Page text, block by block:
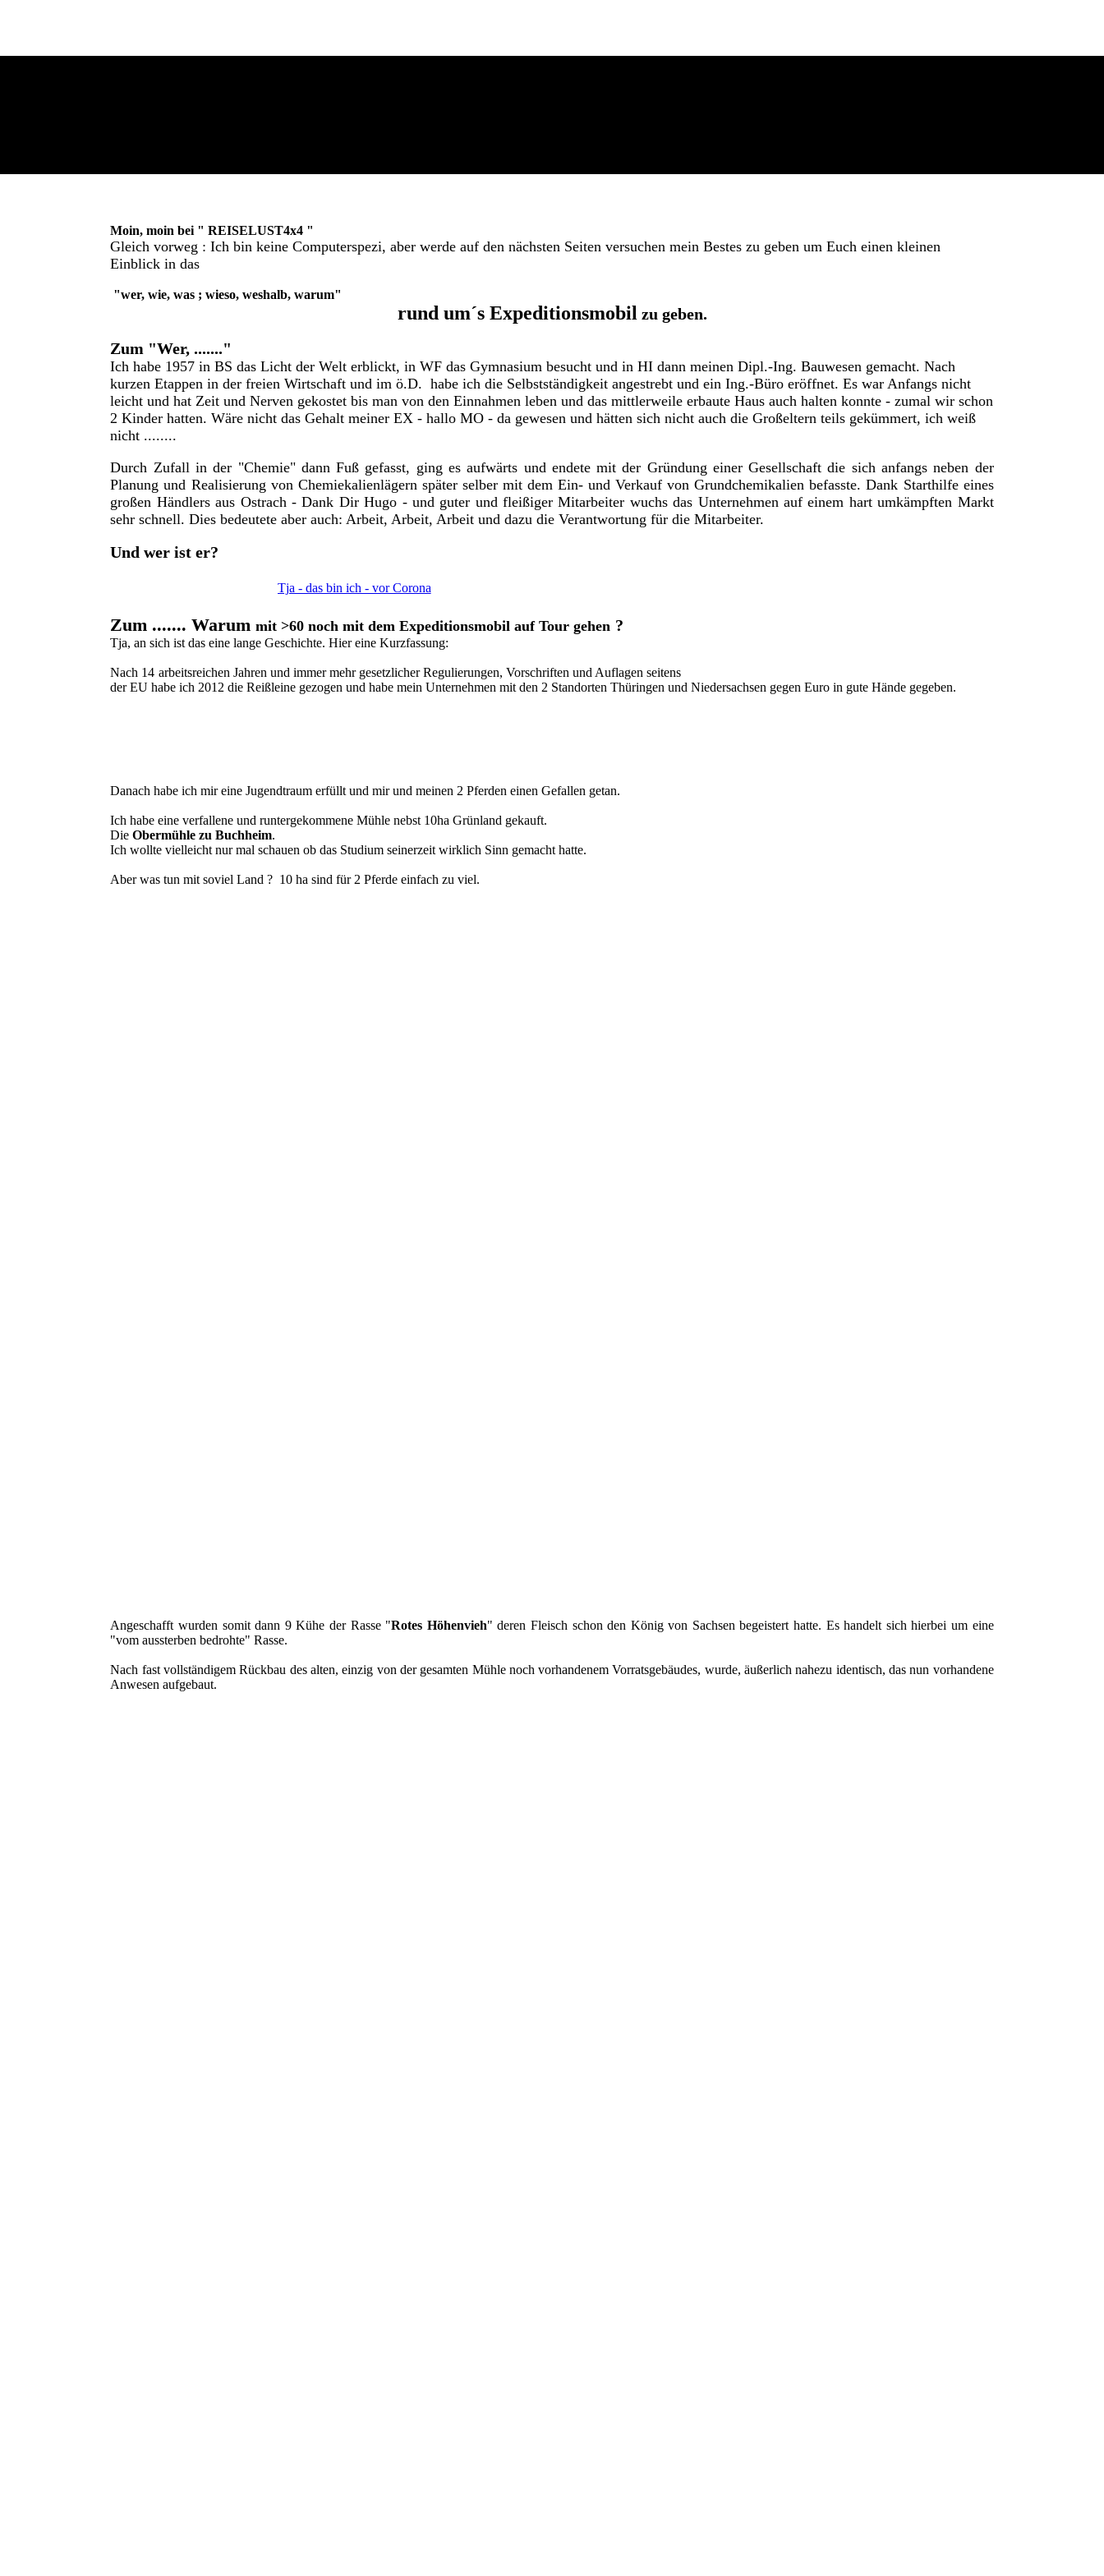
Moin, moin bei " REISELUST4x4 "
Gleich vorweg : Ich bin keine Computerspezi, aber werde auf den nächsten Seiten versuchen mein Bestes zu geben um Euch einen kleinen
Einblick in das
"wer, wie, was ; wieso, weshalb, warum"
rund um´s Expeditionsmobil zu geben.
Zum "Wer, ......."
Ich habe 1957 in BS das Licht der Welt erblickt, in WF das Gymnasium besucht und in HI dann meinen Dipl.-Ing. Bauwesen gemacht. Nach
kurzen Etappen in der freien Wirtschaft und im ö.D. habe ich die Selbstständigkeit angestrebt und ein Ing.-Büro eröffnet. Es war Anfangs nicht
leicht und hat Zeit und Nerven gekostet bis man von den Einnahmen leben und das mittlerweile erbaute Haus auch halten konnte - zumal wir schon
2 Kinder hatten. Wäre nicht das Gehalt meiner EX - hallo MO - da gewesen und hätten sich nicht auch die Großeltern teils gekümmert, ich weiß
nicht ........
Durch Zufall in der "Chemie" dann Fuß gefasst, ging es aufwärts und endete mit der Gründung einer Gesellschaft die sich anfangs neben der
Planung und Realisierung von Chemiekalienlägern später selber mit dem Ein- und Verkauf von Grundchemikalien befasste. Dank Starthilfe eines
großen Händlers aus Ostrach - Dank Dir Hugo - und guter und fleißiger Mitarbeiter wuchs das Unternehmen auf einem hart umkämpften Markt
sehr schnell. Dies bedeutete aber auch: Arbeit, Arbeit, Arbeit und dazu die Verantwortung für die Mitarbeiter.
Und wer ist er?
Tja - das bin ich - vor Corona
Zum .......Warum mit >60 noch mit dem Expeditionsmobil auf Tour gehen ?
Tja, an sich ist das eine lange Geschichte. Hier eine Kurzfassung:
Nach 14 arbeitsreichen Jahren und immer mehr gesetzlicher Regulierungen, Vorschriften und Auflagen seitens
der EU habe ich 2012 die Reißleine gezogen und habe mein Unternehmen mit den 2 Standorten Thüringen und Niedersachsen gegen Euro in gute Hände gegeben.
Danach habe ich mir eine Jugendtraum erfüllt und mir und meinen 2 Pferden einen Gefallen getan.
Ich habe eine verfallene und runtergekommene Mühle nebst 10ha Grünland gekauft.
DieObermühle zu Buchheim.
Ich wollte vielleicht nur mal schauen ob das Studium seinerzeit wirklich Sinn gemacht hatte.
Aber was tun mit soviel Land ? 10 ha sind für 2 Pferde einfach zu viel.
Angeschafft wurden somit dann 9 Kühe der Rasse "Rotes Höhenvieh" deren Fleisch schon den König von Sachsen begeistert hatte. Es handelt sich hierbei um eine
"vom aussterben bedrohte" Rasse.
Nach fast vollständigem Rückbau des alten, einzig von der gesamten Mühle noch vorhandenem Vorratsgebäudes, wurde, äußerlich nahezu identisch, das nun vorhandene
Anwesen aufgebaut.